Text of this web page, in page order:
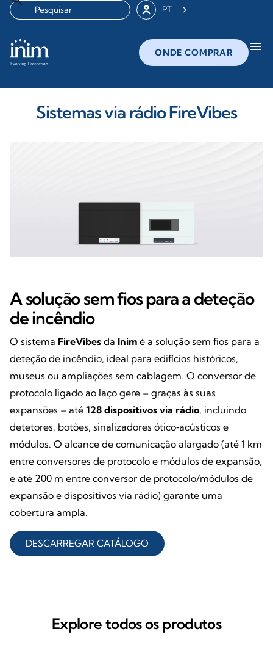
PT
ONDE COMPRAR menu
Sistemas via rádio FireVibes
A solução sem fios para a deteção
de incêndio
O sistema FireVibes da Inim é a solução sem fios para a
deteção de incêndio, ideal para edifícios históricos,
museus ou ampliações sem cablagem. O conversor de
protocolo ligado ao laço gere – graças às suas
expansões – até 128 dispositivos via rádio, incluindo
detetores, botões, sinalizadores ótico‑acústicos e
módulos. O alcance de comunicação alargado (até 1 km
entre conversores de protocolo e módulos de expansão,
e até 200 m entre conversor de protocolo/módulos de
expansão e dispositivos via rádio) garante uma
cobertura ampla.
DESCARREGAR CATÁLOGO
Explore todos os produtos